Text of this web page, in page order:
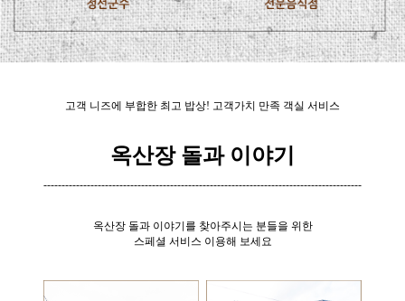
고객 니즈에 부합한 최고 밥상! 고객가치 만족 객실 서비스
옥산장 돌과 이야기
----------------------------------------------------------------------------------------
옥산장 돌과 이야기를 찾아주시는 분들을 위한
스페셜 서비스 이용해 보세요